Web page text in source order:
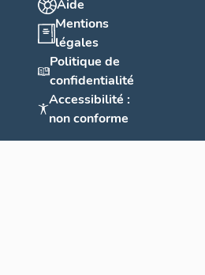
Aide
Mentions
légales
Politique de
confidentialité
Accessibilité :
non conforme